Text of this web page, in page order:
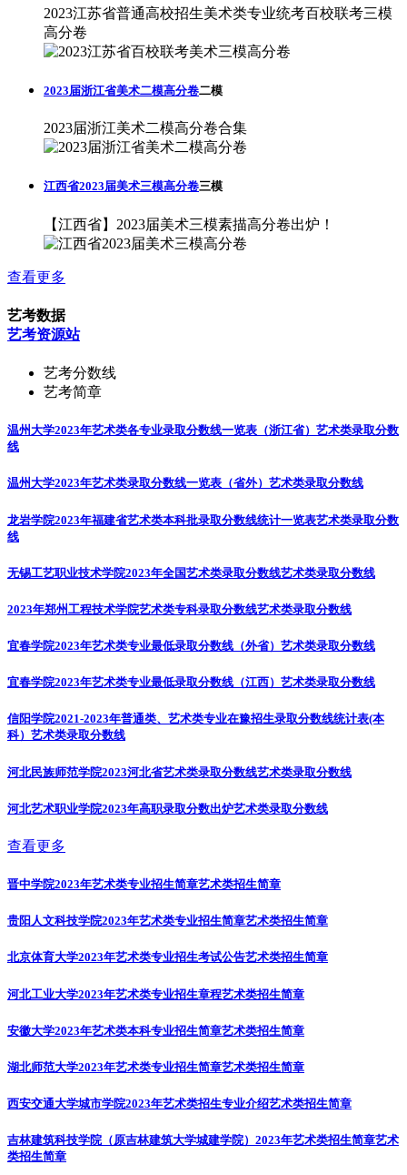
2023江苏省普通高校招生美术类专业统考百校联考三模
高分卷
2023届浙江省美术二模高分卷二模
2023届浙江美术二模高分卷合集
江西省2023届美术三模高分卷三模
【江西省】2023届美术三模素描高分卷出炉！
查看更多
艺考数据
艺考资源站
艺考分数线
艺考简章
温州大学2023年艺术类各专业录取分数线一览表（浙江省） 艺术类录取分数
线
温州大学2023年艺术类录取分数线一览表（省外） 艺术类录取分数线
龙岩学院2023年福建省艺术类本科批录取分数线统计一览表艺术类录取分数
线
无锡工艺职业技术学院2023年全国艺术类录取分数线艺术类录取分数线
2023年郑州工程技术学院艺术类专科录取分数线艺术类录取分数线
宜春学院2023年艺术类专业最低录取分数线（外省） 艺术类录取分数线
宜春学院2023年艺术类专业最低录取分数线（江西） 艺术类录取分数线
信阳学院2021-2023年普通类、艺术类专业在豫招生录取分数线统计表(本
科） 艺术类录取分数线
河北民族师范学院2023河北省艺术类录取分数线艺术类录取分数线
河北艺术职业学院2023年高职录取分数出炉艺术类录取分数线
查看更多
晋中学院2023年艺术类专业招生简章艺术类招生简章
贵阳人文科技学院2023年艺术类专业招生简章艺术类招生简章
北京体育大学2023年艺术类专业招生考试公告艺术类招生简章
河北工业大学2023年艺术类专业招生章程艺术类招生简章
安徽大学2023年艺术类本科专业招生简章艺术类招生简章
湖北师范大学2023年艺术类专业招生简章艺术类招生简章
西安交通大学城市学院2023年艺术类招生专业介绍艺术类招生简章
吉林建筑科技学院（原吉林建筑大学城建学院）2023年艺术类招生简章艺术
类招生简章